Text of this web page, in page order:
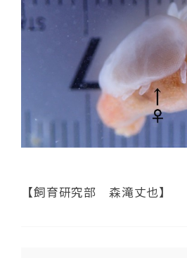
【飼育研究部 森滝丈也】